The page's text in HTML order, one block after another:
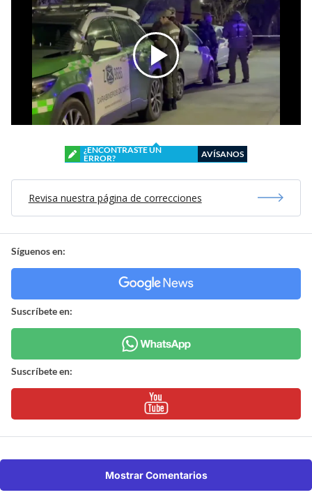
¿ENCONTRASTE UN
ERROR?
AVÍSANOS
Revisa nuestra página de correcciones
Síguenos en:
Suscríbete en:
Suscríbete en:
Mostrar Comentarios